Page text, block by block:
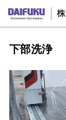
下部洗浄